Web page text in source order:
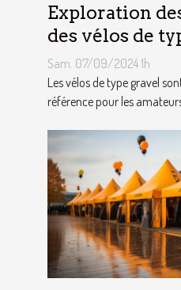
Exploration
des vélos de
les aventuriers
Sam. 07/09/2024 1h
Les vélos de type gravel
référence pour les